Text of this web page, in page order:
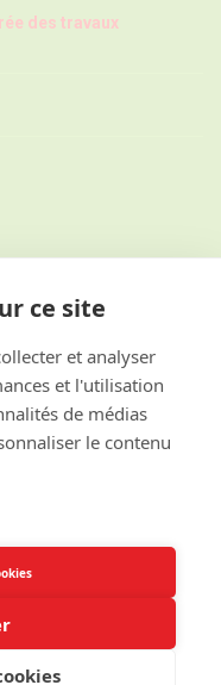
des travaux
les petites vacances
-Politique de cookies
ce site
et analyser
et l'utilisation
de médias
le contenu